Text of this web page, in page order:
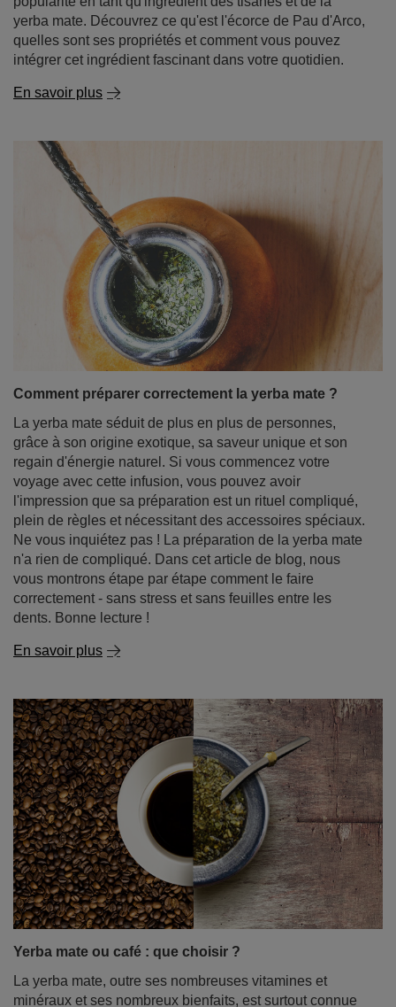
En savoir plus
Comment préparer correctement la yerba mate ?
La yerba mate séduit de plus en plus de personnes,
grâce à son origine exotique, sa saveur unique et son
voyage avec cette infusion, vous pouvez avoir
l'impression que sa préparation est un rituel compliqué,
plein de règles et nécessitant des accessoires spéciaux.
Ne vous inquiétez pas ! La préparation de la yerba mate
n'a rien de compliqué. Dans cet article de blog, nous
vous montrons étape par étape comment le faire
correctement - sans stress et sans feuilles entre les
dents. Bonne lecture !
En savoir plus
Yerba mate ou café : que choisir ?
La yerba mate, outre ses nombreuses vitamines et
minéraux et ses nombreux bienfaits, est surtout connue
la plupart des gens associent principalement au café.
Étant donné que les deux boissons contiennent de la
caféine et agissent comme des stimulants, la question